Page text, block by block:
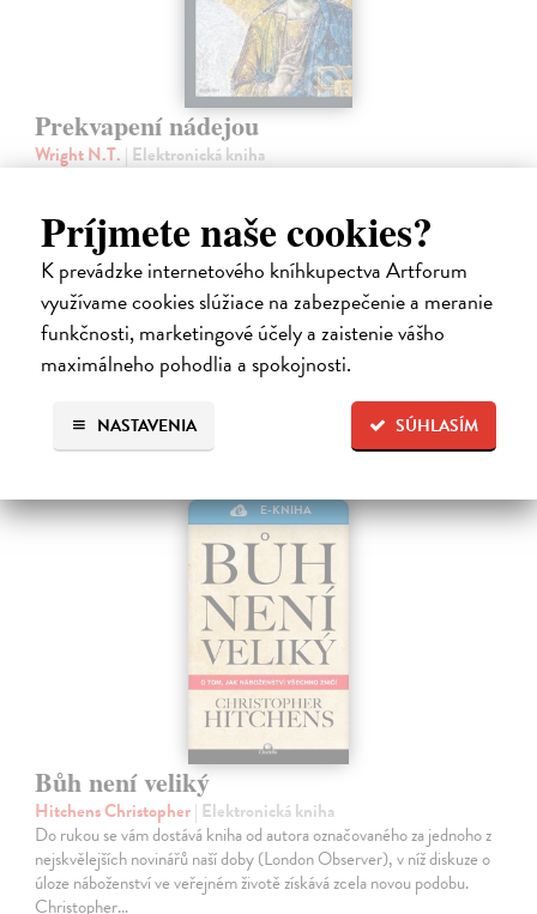
Príjmete naše cookies?
K prevádzke internetového kníhkupectva Artforum
využívame cookies slúžiace na zabezpečenie a meranie
funkčnosti, marketingové účely a zaistenie vášho
maximálneho pohodlia a spokojnosti.
SÚHLASÍM
NASTAVENIA
Prekvapení nádejou
Wright N.T. | Elektronická kniha
„posmrtnom“ živote. Ty?m sa však z nášho života stráca nielen
konečná nádej…
Na stiahnutie akoEPUB,MOBIaPDF
10,90 €
E-KNIHA
Bůh není veliký
Hitchens Christopher| Elektronická kniha
Do rukou se vám dostává kniha od autora označovaného za jednoho z
nejskvělejších novinářů naší doby (London Observer), v níž diskuze o
úloze náboženství ve veřejném životě získává zcela novou podobu.
Christopher…